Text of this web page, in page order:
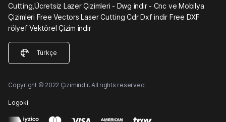
Cutting,Ücretsiz Lazer Çizimleri - Dwg indir - Cnc ve Mobilya
Çizimleri Free Vectors Laser Cutting Cdr Dxf indir Free DXF
rölyef Vektörel Çizim indir
Türkçe
Copyright © 2022 Çizimindir. All rights reserved.
Logoki